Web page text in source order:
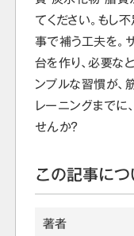
てください。もし
事で補う工夫を。
台を作り、必要な
ンプルな習慣が、
レーニングまでに
せんか？
この記事に
著者